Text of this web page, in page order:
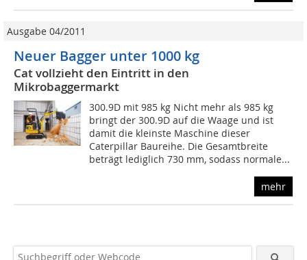
Ausgabe 04/2011
Neuer Bagger unter 1000 kg
Cat vollzieht den Eintritt in den
Mikrobaggermarkt
300.9D mit 985 kg Nicht mehr als 985 kg
bringt der 300.9D auf die Waage und ist
damit die kleinste Maschine dieser
Caterpillar Baureihe. Die Gesamtbreite
beträgt lediglich 730 mm, sodass normale...
mehr